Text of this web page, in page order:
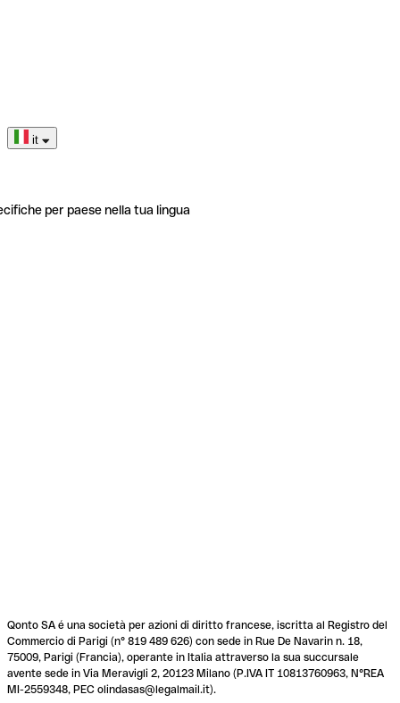
it
per paese nella tua lingua
Qonto SA é una società per azioni di diritto francese, iscritta al Registro del
Commercio di Parigi (n° 819 489 626) con sede in Rue De Navarin n. 18,
75009, Parigi (Francia), operante in Italia attraverso la sua succursale
avente sede in Via Meravigli 2, 20123 Milano (P.IVA IT 10813760963, N°REA
MI-2559348, PEC olindasas@legalmail.it).